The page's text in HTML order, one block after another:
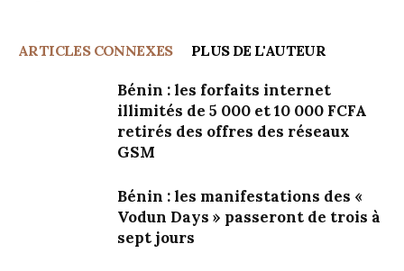
ARTICLES CONNEXES PLUS DE L'AUTEUR
Bénin : les forfaits internet
illimités de 5 000 et 10 000 FCFA
retirés des offres des réseaux
GSM
Bénin : les manifestations des «
Vodun Days » passeront de trois à
sept jours